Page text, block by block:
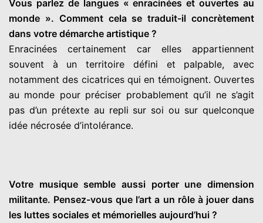
Vous parlez de langues « enracinées et ouvertes au
monde ». Comment cela se traduit-il concrètement
dans votre démarche artistique ?
Enracinées certainement car elles appartiennent
souvent à un territoire défini et palpable, avec
notamment des cicatrices qui en témoignent. Ouvertes
au monde pour préciser probablement qu’il ne s’agit
pas d’un prétexte au repli sur soi ou sur quelconque
idée nécrosée d’intolérance.
Votre musique semble aussi porter une dimension
militante. Pensez-vous que l’art a un rôle à jouer dans
les luttes sociales et mémorielles aujourd’hui ?